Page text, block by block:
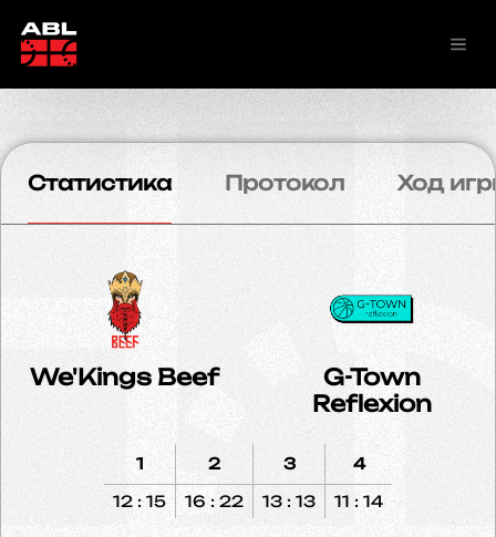
Статистика Протокол Ход
We'Kings Beef
G-Town
Reflexion
1
12 : 15
2
16 : 22
3
13 : 13
4
11 : 14